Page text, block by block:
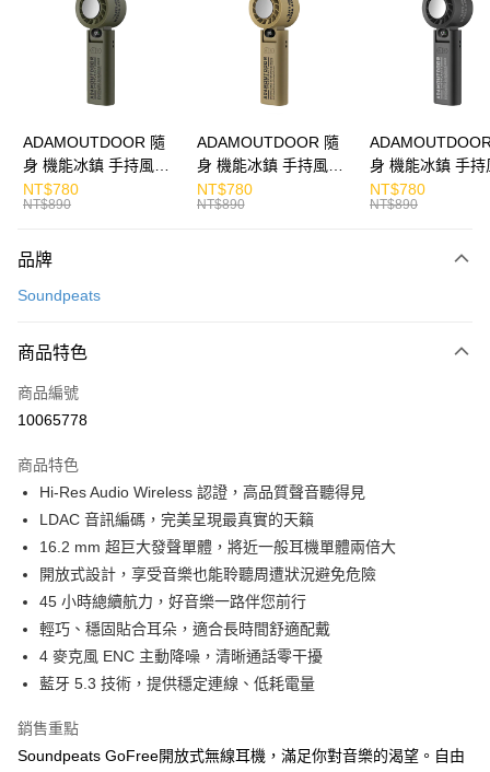
Apple Pay
運送方式
免運費
付款後7-11取貨
宅配
每筆NT$130，滿NT$399(含以上)免運費
ADAMOUTDOOR 隨
身 機能冰鎮 手持風扇
掛繩
NT$780
NT$890
ADAMOUTDOOR 隨
身 機能冰鎮 手持風扇
掛繩
NT$780
NT$890
身 機能冰鎮 手持
掛繩
NT$780
NT$890
品牌
Soundpeats
商品特色
商品編號
10065778
商品特色
Hi-Res Audio Wireless 認證，高品質聲音聽得見
LDAC 音訊編碼，完美呈現最真實的天籟
16.2 mm 超巨大發聲單體，將近一般耳機單體兩倍大
開放式設計，享受音樂也能聆聽周遭狀況避免危險
45 小時總續航力，好音樂一路伴您前行
輕巧、穩固貼合耳朵，適合長時間舒適配戴
4 麥克風 ENC 主動降噪，清晰通話零干擾
藍牙 5.3 技術，提供穩定連線、低耗電量
銷售重點
Soundpeats GoFree開放式無線耳機，滿足你對音樂的渴望。自由